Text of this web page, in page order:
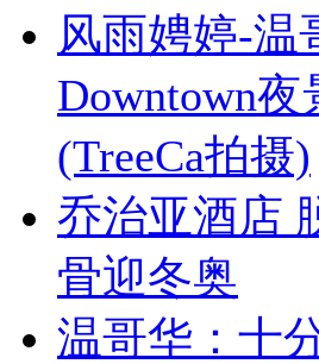
风雨娉婷-温
Downtown夜
(TreeCa拍摄)
乔治亚酒店
骨迎冬奥
温哥华：十